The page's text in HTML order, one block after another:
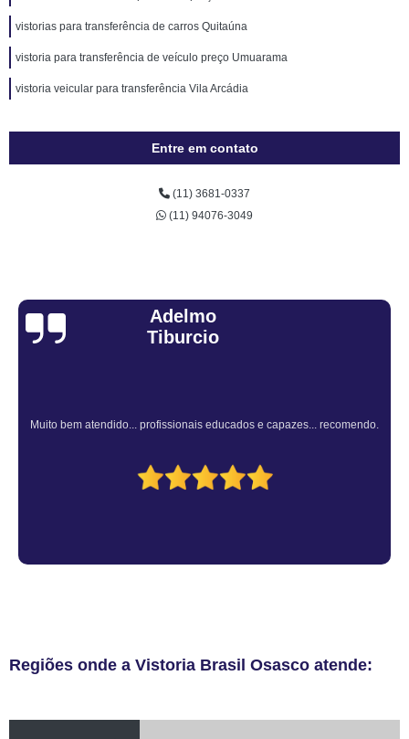
vistorias para transferência de carros Quitaúna
vistoria para transferência de veículo preço Umuarama
vistoria veicular para transferência Vila Arcádia
Entre em contato
(11) 3681-0337
(11) 94076-3049
Adelmo
Tiburcio
Muito bem atendido... profissionais educados e capazes... recomendo.
Regiões onde a Vistoria Brasil Osasco atende: